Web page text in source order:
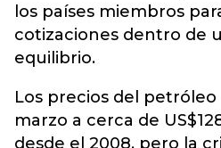
los países miembros
cotizaciones dentro de
equilibrio.
Los precios del
marzo a cerca de
desde el 2008, pero la